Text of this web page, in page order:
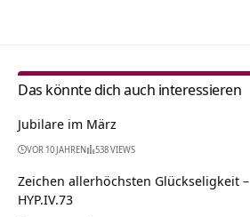
Das könnte dich auch interessieren
Jubilare im März
VOR 10 JAHREN 538 VIEWS
Zeichen allerhöchsten Glückseligkeit –
HYP.IV.73